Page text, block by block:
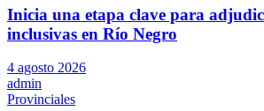
Inicia una etapa clave para
inclusivas en Río Negro
4 agosto 2026
admin
Provinciales